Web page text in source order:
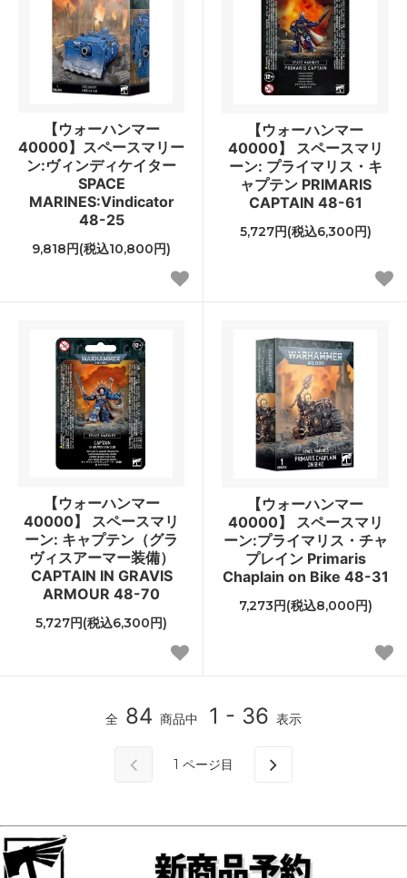
【ウォーハンマー
40000】スペースマリー
ン:ヴィンディケイター
SPACE
MARINES:Vindicator
48-25
9,818円(税込10,800円)
【ウォーハンマー
40000】 スペースマリ
ーン: プライマリス・キ
ャプテン PRIMARIS
CAPTAIN 48-61
5,727円(税込6,300円)
【ウォーハンマー
40000】 スペースマリ
ーン: キャプテン（グラ
ヴィスアーマー装備）
CAPTAIN IN GRAVIS
ARMOUR 48-70
5,727円(税込6,300円)
【ウォーハンマー
40000】 スペースマリ
ーン:プライマリス・チャ
プレイン Primaris
Chaplain on Bike 48-31
7,273円(税込8,000円)
全 84 商品中 1 - 36 表示
1 ページ目